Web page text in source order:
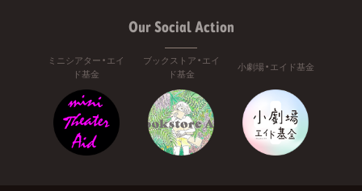
Our Social Action
ミニシアター・エイ
ド基金
ブックストア・エイ
ド基金
小劇場・エイド基金